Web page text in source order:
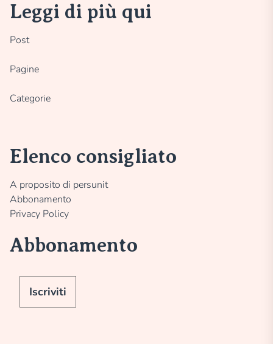
Leggi di più qui
Post
Pagine
Categorie
Elenco consigliato
A proposito di persunit
Abbonamento
Privacy Policy
Abbonamento
Iscriviti